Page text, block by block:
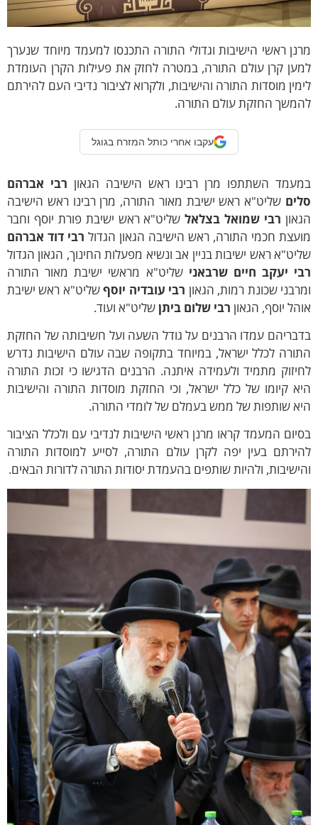
ראשי הישיבות וגדולי התורה התכנסו למעמד מיוחד שנערך
קרן עולם התורה, במטרה לחזק את פעילות הקרן העומדת
מוסדות התורה והישיבות, ולקרוא לציבור נדיבי העם להירתם
החזקת עולם התורה.
עקבו אחרי כותל המזרח בגוגל
השתתפו מרן רבינו ראש הישיבה הגאוןרבי אברהם
שליט"א ראש ישיבת מאור התורה, מרן רבינו ראש הישיבה
רבי שמואל בצלאלשליט"א ראש ישיבת פורת יוסף וחבר
חכמי התורה, ראש הישיבה הגאון הגדולרבי דוד אברהם
ראש ישיבות בניין אב ונשיא מפעלות החינוך, הגאון הגדול
יעקב חיים שרבאנישליט"א מראשי ישיבת מאור התורה
שכונת רמות, הגאוןרבי עובדיה יוסףשליט"א ראש ישיבת
יוסף, הגאוןרבי שלום ביתןשליט"א ועוד.
עמדו הרבנים על גודל השעה ועל חשיבותה של החזקת
לכלל ישראל, במיוחד בתקופה שבה עולם הישיבות נדרש
מתמיד ולעמידה איתנה. הרבנים הדגישו כי זכות התורה
קיומו של כלל ישראל, וכי החזקת מוסדות התורה והישיבות
שותפות של ממש בעמלם של לומדי התורה.
המעמד קראו מרנן ראשי הישיבות לנדיבי עם ולכלל הציבור
בעין יפה לקרן עולם התורה, לסייע למוסדות התורה
ולהיות שותפים בהעמדת יסודות התורה לדורות הבאים.